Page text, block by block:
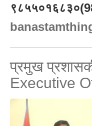
प्रमुख
Executive